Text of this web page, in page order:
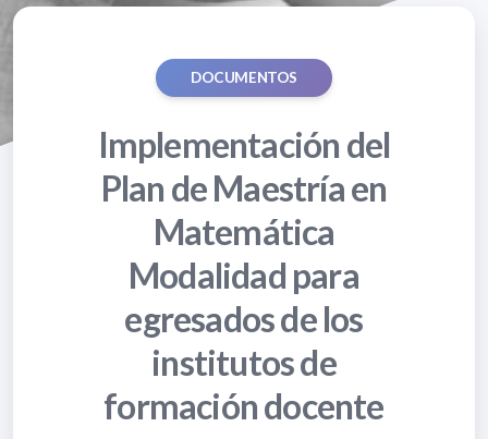
DOCUMENTOS
Implementación del
Plan de Maestría en
Matemática
Modalidad para
egresados de los
institutos de
formación docente